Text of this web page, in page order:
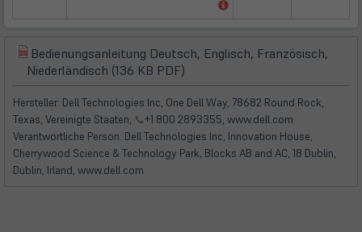
neuem
(öffnet
Tab)
(öffnet
in
neuem
Tab)
Bedienungsanleitung Deutsch, Englisch, Französisch,
Niederländisch (136 KB PDF)
in
neuem
Tab)
Hersteller: Dell Technologies Inc, One Dell Way, 78682 Round Rock,
Texas, Vereinigte Staaten, 📞+1 800 2893355, www.dell.com
Verantwortliche Person: Dell Technologies Inc, Innovation House,
Cherrywood Science & Technology Park, Blocks AB and AC, 18 Dublin,
Dublin, Irland, www.dell.com